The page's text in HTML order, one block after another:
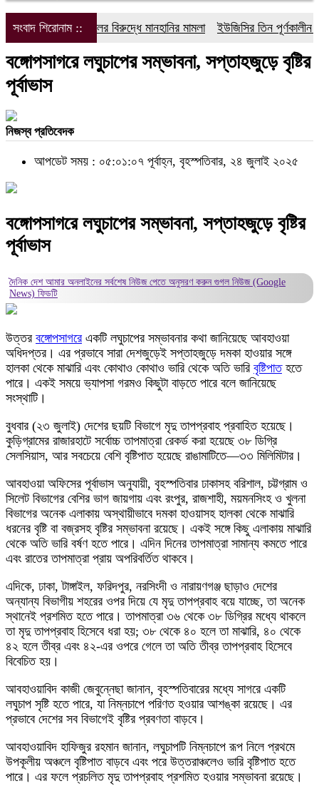
সংবাদ শিরোনাম ::ডিপজলের বিরুদ্ধে মানহানির মামলা ইউজিসির তিন পূর্ণকালীন
বঙ্গোপসাগরে লঘুচাপের সম্ভাবনা, সপ্তাহজুড়ে বৃষ্টির
পূর্বাভাস
নিজস্ব প্রতিবেদক
আপডেট সময় : ০৫:০১:০৭ পূর্বাহ্ন, বৃহস্পতিবার, ২৪ জুলাই ২০২৫
বঙ্গোপসাগরে লঘুচাপের সম্ভাবনা, সপ্তাহজুড়ে বৃষ্টির
পূর্বাভাস
দৈনিক দেশ আমার অনলাইনের সর্বশেষ নিউজ পেতে অনুসরণ করুন গুগল নিউজ (Google
News) ফিডটি
উত্তর বঙ্গোপসাগরেএকটি লঘুচাপের সম্ভাবনার কথা জানিয়েছে আবহাওয়া
অধিদপ্তর। এর প্রভাবে সারা দেশজুড়েই সপ্তাহজুড়ে দমকা হাওয়ার সঙ্গে
হালকা থেকে মাঝারি এবং কোথাও কোথাও ভারি থেকে অতি ভারি বৃষ্টিপাতহতে
পারে। একই সময়ে ভ্যাপসা গরমও কিছুটা বাড়তে পারে বলে জানিয়েছে
সংস্থাটি।
বুধবার (২৩ জুলাই) দেশের ছয়টি বিভাগে মৃদু তাপপ্রবাহ প্রবাহিত হয়েছে।
কুড়িগ্রামের রাজারহাটে সর্বোচ্চ তাপমাত্রা রেকর্ড করা হয়েছে ৩৮ ডিগ্রি
সেলসিয়াস, আর সবচেয়ে বেশি বৃষ্টিপাত হয়েছে রাঙামাটিতে—৩৩ মিলিমিটার।
আবহাওয়া অফিসের পূর্বাভাস অনুযায়ী, বৃহস্পতিবার ঢাকাসহ বরিশাল, চট্টগ্রাম ও
সিলেট বিভাগের বেশির ভাগ জায়গায় এবং রংপুর, রাজশাহী, ময়মনসিংহ ও খুলনা
বিভাগের অনেক এলাকায় অস্থায়ীভাবে দমকা হাওয়াসহ হালকা থেকে মাঝারি
ধরনের বৃষ্টি বা বজ্রসহ বৃষ্টির সম্ভাবনা রয়েছে। একই সঙ্গে কিছু এলাকায় মাঝারি
থেকে অতি ভারি বর্ষণ হতে পারে। এদিন দিনের তাপমাত্রা সামান্য কমতে পারে
এবং রাতের তাপমাত্রা প্রায় অপরিবর্তিত থাকবে।
এদিকে, ঢাকা, টাঙ্গাইল, ফরিদপুর, নরসিংদী ও নারায়ণগঞ্জ ছাড়াও দেশের
অন্যান্য বিভাগীয় শহরের ওপর দিয়ে যে মৃদু তাপপ্রবাহ বয়ে যাচ্ছে, তা অনেক
স্থানেই প্রশমিত হতে পারে। তাপমাত্রা ৩৬ থেকে ৩৮ ডিগ্রির মধ্যে থাকলে
তা মৃদু তাপপ্রবাহ হিসেবে ধরা হয়; ৩৮ থেকে ৪০ হলে তা মাঝারি, ৪০ থেকে
৪২ হলে তীব্র এবং ৪২-এর ওপরে গেলে তা অতি তীব্র তাপপ্রবাহ হিসেবে
বিবেচিত হয়।
আবহাওয়াবিদ কাজী জেবুন্নেছা জানান, বৃহস্পতিবারের মধ্যে সাগরে একটি
লঘুচাপ সৃষ্টি হতে পারে, যা নিম্নচাপে পরিণত হওয়ার আশঙ্কা রয়েছে। এর
প্রভাবে দেশের সব বিভাগেই বৃষ্টির প্রবণতা বাড়বে।
আবহাওয়াবিদ হাফিজুর রহমান জানান, লঘুচাপটি নিম্নচাপে রূপ নিলে প্রথমে
উপকূলীয় অঞ্চলে বৃষ্টিপাত বাড়বে এবং পরে উত্তরাঞ্চলেও ভারি বৃষ্টিপাত হতে
পারে। এর ফলে প্রচলিত মৃদু তাপপ্রবাহ প্রশমিত হওয়ার সম্ভাবনা রয়েছে।